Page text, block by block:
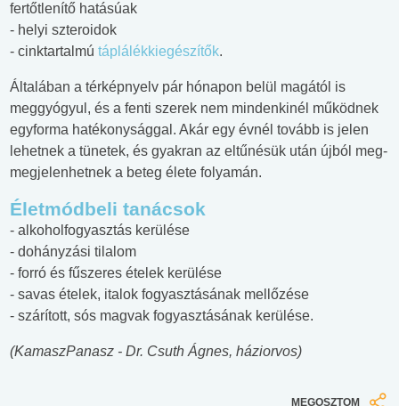
fertőtlenítő hatásúak
- helyi szteroidok
- cinktartalmú táplálékkiegészítők.
Általában a térképnyelv pár hónapon belül magától is
meggyógyul, és a fenti szerek nem mindenkinél működnek
egyforma hatékonysággal. Akár egy évnél tovább is jelen
lehetnek a tünetek, és gyakran az eltűnésük után újból meg-
megjelenhetnek a beteg élete folyamán.
Életmódbeli tanácsok
- alkoholfogyasztás kerülése
- dohányzási tilalom
- forró és fűszeres ételek kerülése
- savas ételek, italok fogyasztásának mellőzése
- szárított, sós magvak fogyasztásának kerülése.
(KamaszPanasz - Dr. Csuth Ágnes, háziorvos)
MEGOSZTOM